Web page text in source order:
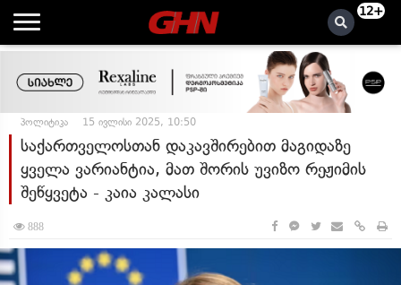
12+
პოლიტიკა 15 ივლისი 2025, 10:50
საქართველოსთან დაკავშირებით მაგიდაზე
ყველა ვარიანტია, მათ შორის უვიზო რეჟიმის
შეწყვეტა - კაია კალასი
888